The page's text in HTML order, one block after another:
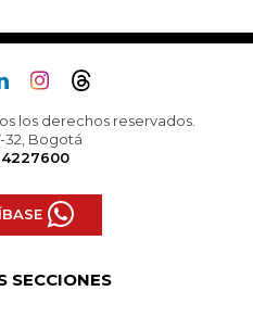
los derechos reservados.
32, Bogotá
4227600
SECCIONES